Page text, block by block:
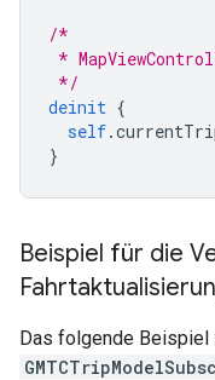
/*
*
*/
deinit {
self.
}
Beispiel für die
Das folgende Beispiel